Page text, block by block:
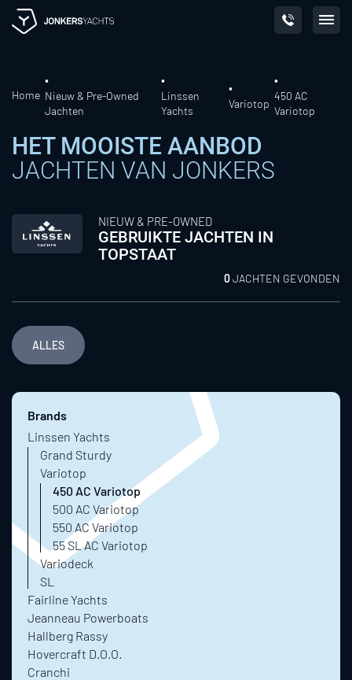
Skip
Home Nieuw & Pre-Owned
Jachten
Linssen
Yachts
Variotop
450 AC
Variotop
HET MOOISTE AANBOD
JACHTEN VAN JONKERS
NIEUW & PRE-OWNED
GEBRUIKTE JACHTEN IN
TOPSTAAT
0JACHTEN GEVONDEN
ALLES
Brands
Linssen Yachts
Grand Sturdy
Variotop
450 AC Variotop
500 AC Variotop
550 AC Variotop
55 SL AC Variotop
Variodeck
SL
Fairline Yachts
Jeanneau Powerboats
Hallberg Rassy
Hovercraft D.O.O.
Cranchi